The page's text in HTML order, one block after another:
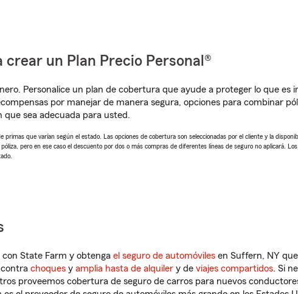
crear un Plan Precio Personal®
Personalice un plan de cobertura que ayude a proteger lo que es
por manejar de manera segura, opciones para combinar
que sea adecuada para usted.
primas que varían según el estado. Las opciones de cobertura son seleccionadas por el cliente y la
pero en ese caso el descuento por dos o más compras de diferentes líneas de seguro no aplicará.
State Farm y obtenga el seguro de automóviles en Suffern, NY
contra choques y amplia hasta de alquiler y de viajes compartidos. Si
proveemos cobertura de seguro de carros para nuevos